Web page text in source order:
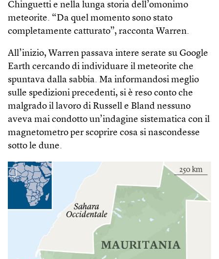
Chinguetti e nella lunga storia dell’omonimo
meteorite. “Da quel momento sono stato
completamente catturato”, racconta Warren.
All’inizio, Warren passava intere serate su Google
Earth cercando di individuare il meteorite che
spuntava dalla sabbia. Ma informandosi meglio
sulle spedizioni precedenti, si è reso conto che
malgrado il lavoro di Russell e Bland nessuno
aveva mai condotto un’indagine sistematica con il
magnetometro per scoprire cosa si nascondesse
sotto le dune.